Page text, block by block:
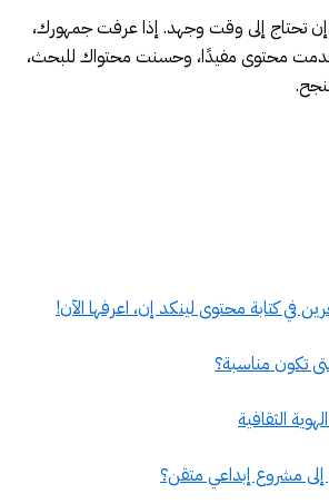
تحتاج إلى وقت وجهد. إذا عرفت جمهورك،
محتوى مفيدًا، وحسنت محتواك للبحث،
متى تكون مناسبة؟
الثقافية
مشروع إبداعي متقن؟